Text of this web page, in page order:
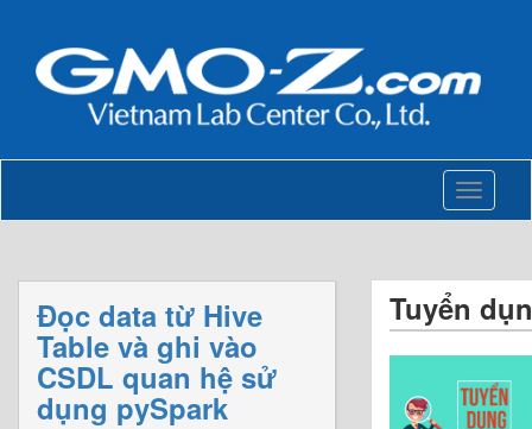
Toggle
Đọc data từ Hive
Table và ghi vào
CSDL quan hệ sử
dụng pySpark
Tuyển